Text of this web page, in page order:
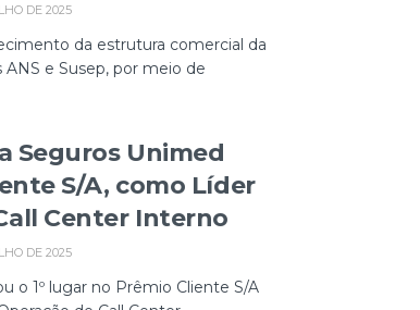
DE 2025
da estrutura comercial da
e Susep, por meio de
Seguros Unimed
S/A, como Líder
Center Interno
DE 2025
o 1º lugar no Prêmio Cliente S/A